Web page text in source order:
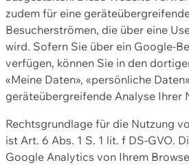
zudem für eine
Besucherströmen, die über eine
wird. Sofern Sie über ein Google-
verfügen, können Sie in den
«Meine Daten», «persönliche
geräteübergreifende Analyse Ihrer
Rechtsgrundlage für die Nutzung
ist Art. 6 Abs. 1 S. 1 lit. f DS-GVO.
Google Analytics von Ihrem